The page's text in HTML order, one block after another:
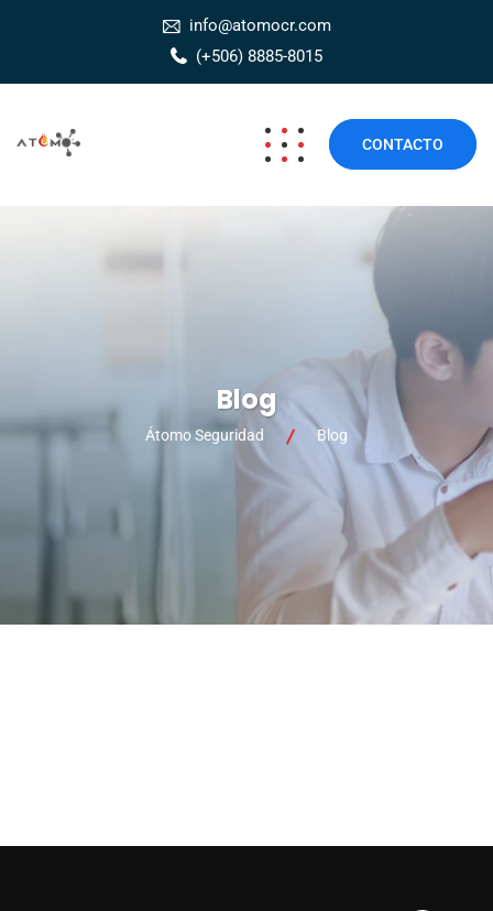
info@atomocr.com
(+506) 8885-8015
CONTACTO
Blog
Átomo Seguridad Blog